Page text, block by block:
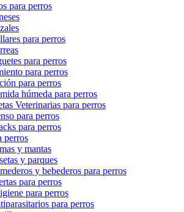
para perros
para perros
para perros
para perros
para perros
húmeda para perros
Veterinarias para perros
para perros
para perros
perros
y mantas
y parques
y bebederos para perros
para perros
para perros
para perros